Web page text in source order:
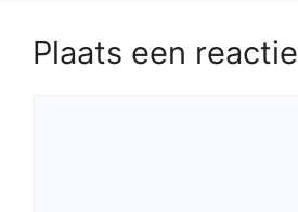
Plaats een reactie